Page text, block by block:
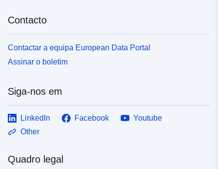
Contacto
Contactar a equipa European Data Portal
Assinar o boletim
Siga-nos em
LinkedIn Facebook
Youtube
Other
Quadro legal